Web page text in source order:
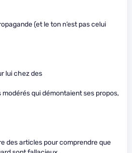
(et le ton n’est pas celui
lui chez des
qui démontaient ses propos,
des articles pour comprendre que